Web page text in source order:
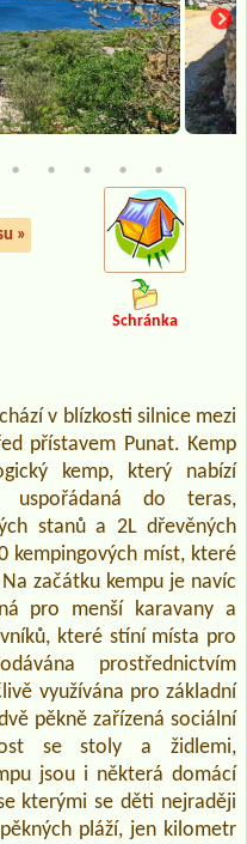
»
Schránka
v blízkosti silnice mezi
přístavem Punat. Kemp
kemp, který nabízí
uspořádaná do teras,
stanů a 2L dřevěných
kempingových míst, které
začátku kempu je navíc
pro menší karavany a
které stíní místa pro
prostřednictvím
využívána pro základní
pěkně zařízená sociální
se stoly a židlemi,
jsou i některá domácí
kterými se děti nejraději
pláží, jen kilometr